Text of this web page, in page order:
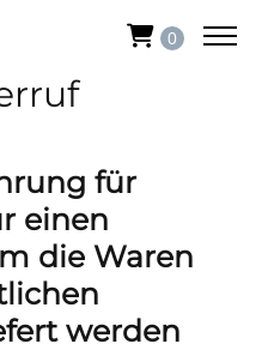
0
für
einen
die Waren
werden